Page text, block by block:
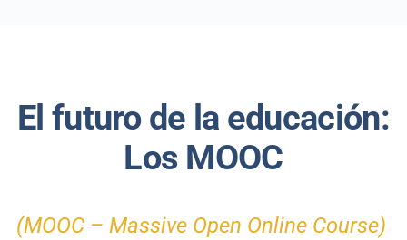
El futuro de la educación:
Los MOOC
(MOOC – Massive Open Online Course)